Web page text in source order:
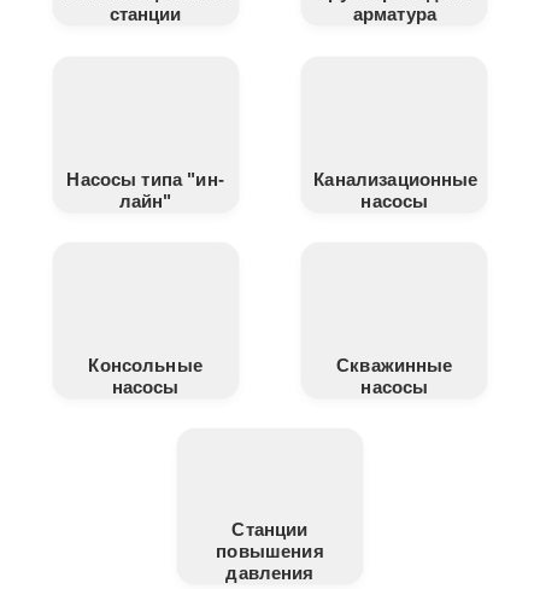
станции
арматура
Насосы типа "ин-
лайн"
Канализационные
насосы
Консольные
насосы
Скважинные
насосы
Станции
повышения
давления